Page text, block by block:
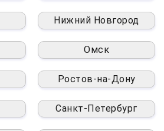
Нижний Новгород
Омск
Ростов-на-Дону
Санкт-Петербург